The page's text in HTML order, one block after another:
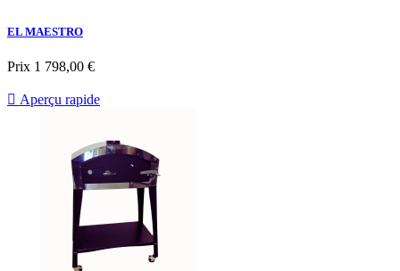
EL MAESTRO
Prix 1 798,00 €
 Aperçu rapide